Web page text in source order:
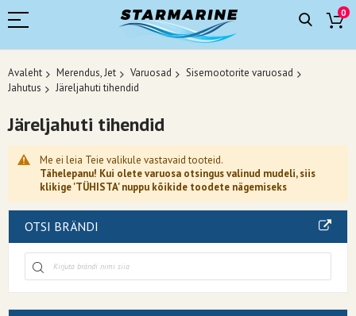
0
Avaleht Merendus, Jet Varuosad
Sisemootorite varuosad
Jahutus
Järeljahuti tihendid
Järeljahuti tihendid
Me ei leia Teie valikule vastavaid tooteid.
Tähelepanu! Kui olete varuosa otsingus valinud mudeli, siis
klikige 'TÜHISTA' nuppu kõikide toodete nägemiseks
OTSI BRÄNDI